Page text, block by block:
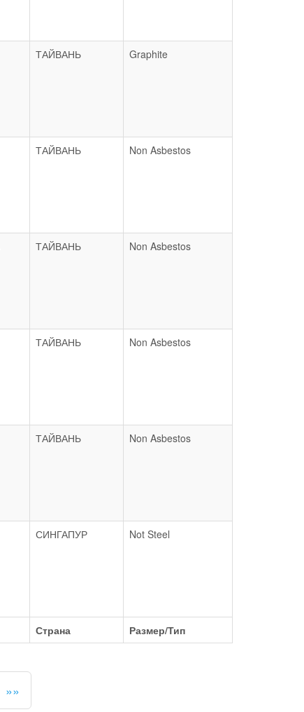
Страна Размер/Тип
ТАЙВАНЬ Graphite
ТАЙВАНЬ Non Asbestos
ТАЙВАНЬ Non Asbestos
ТАЙВАНЬ Non Asbestos
ТАЙВАНЬ Non Asbestos
СИНГАПУР Not Steel
»»